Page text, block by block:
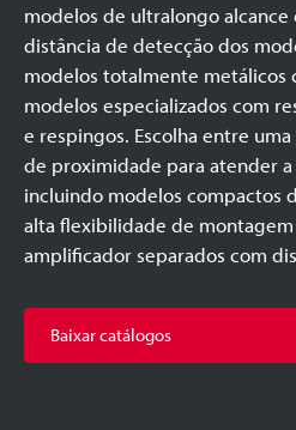
modelos de ultralongo alcance
distância de detecção dos
modelos totalmente metálicos
modelos especializados com
e respingos. Escolha entre
de proximidade para atender a
incluindo modelos compactos
alta flexibilidade de
amplificador separados com
Baixar catálogos